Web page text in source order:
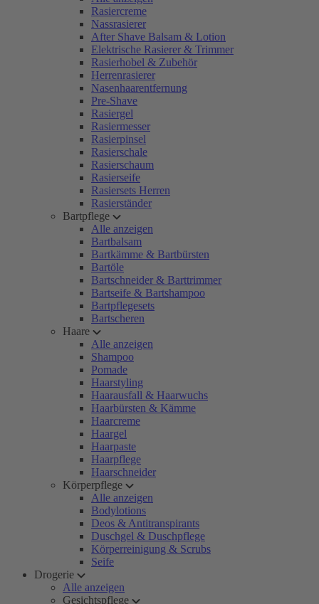
Rasiercreme
Nassrasierer
After Shave Balsam & Lotion
Elektrische Rasierer & Trimmer
Rasierhobel & Zubehör
Herrenrasierer
Nasenhaarentfernung
Pre-Shave
Rasiergel
Rasiermesser
Rasierpinsel
Rasierschale
Rasierschaum
Rasierseife
Rasiersets Herren
Rasierständer
Bartpflege
Alle anzeigen
Bartbalsam
Bartkämme & Bartbürsten
Bartöle
Bartschneider & Barttrimmer
Bartseife & Bartshampoo
Bartpflegesets
Bartscheren
Haare
Alle anzeigen
Shampoo
Pomade
Haarstyling
Haarausfall & Haarwuchs
Haarbürsten & Kämme
Haarcreme
Haargel
Haarpaste
Haarpflege
Haarschneider
Körperpflege
Alle anzeigen
Bodylotions
Deos & Antitranspirants
Duschgel & Duschpflege
Körperreinigung & Scrubs
Seife
Drogerie
Alle anzeigen
Gesichtspflege